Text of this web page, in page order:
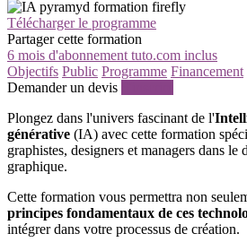
Télécharger le programme
Partager cette formation
6 mois d'abonnement tuto.com inclus
Objectifs Public Programme Financement
Demander un devis
Plongez dans l'univers fascinant de l'
générative (IA) avec cette formation
graphistes, designers et managers dans le
graphique.
Cette formation vous permettra non
principes fondamentaux de ces
intégrer dans votre processus de création.